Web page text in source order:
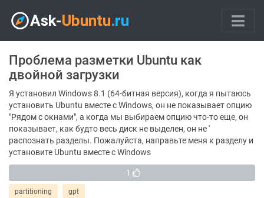
Проблема разметки Ubuntu как
двойной загрузки
Я установил Windows 8.1 (64-битная версия), когда я пытаюсь
установить Ubuntu вместе с Windows, он не показывает опцию
"Рядом с окнами", а когда мы выбираем опцию что-то еще, он
показывает, как будто весь диск не выделен, он не '
распознать разделы. Пожалуйста, направьте меня к разделу и
установите Ubuntu вместе с Windows
-1
partitioning gpt